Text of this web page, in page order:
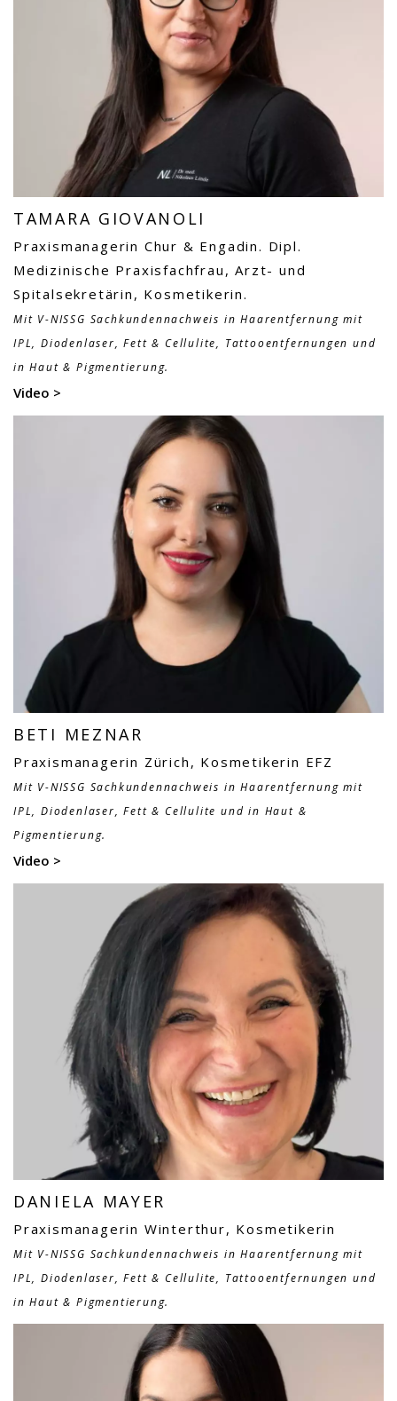
TAMARA GIOVANOLI
Praxismanagerin Chur & Engadin. Dipl.
Medizinische Praxisfachfrau, Arzt- und
Spitalsekretärin, Kosmetikerin.
Mit V-NISSG Sachkundennachweis in Haarentfernung mit
IPL, Diodenlaser, Fett & Cellulite, Tattooentfernungen und
in Haut & Pigmentierung.
Video >
BETI MEZNAR
Praxismanagerin Zürich, Kosmetikerin EFZ
Mit V-NISSG Sachkundennachweis in Haarentfernung mit
IPL, Diodenlaser, Fett & Cellulite und in Haut &
Pigmentierung.
Video >
DANIELA MAYER
Praxismanagerin Winterthur, Kosmetikerin
Mit V-NISSG Sachkundennachweis in Haarentfernung mit
IPL, Diodenlaser, Fett & Cellulite, Tattooentfernungen und
in Haut & Pigmentierung.